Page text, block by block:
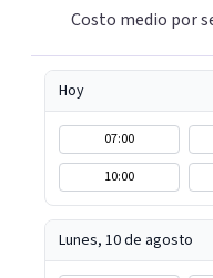
Costo medio por
Hoy
07:00
10:00
Lunes, 10 de agosto